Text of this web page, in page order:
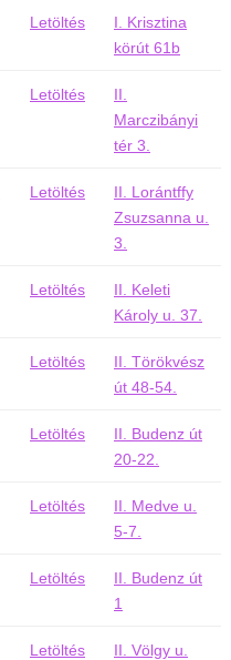
Letöltés
I. Krisztina
körút 61b
Letöltés
II.
Marczibányi
tér 3.
Letöltés
II. Lorántffy
Zsuzsanna u.
3.
Letöltés
II. Keleti
Károly u. 37.
Letöltés
II. Törökvész
út 48-54.
Letöltés
II. Budenz út
20-22.
Letöltés
II. Medve u.
5-7.
Letöltés
II. Budenz út
1
Letöltés
II. Völgy u.